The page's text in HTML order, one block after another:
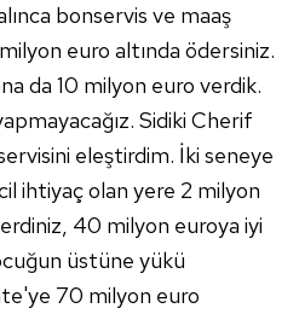
aşağıda yer alan panel
Çerezlere ilişkin detaylı bilgi
Çerez Bilgilendirme
Korunması Kanunu uyarınca
okumak ve sitemizde
kullanılan çerezlerle ilgili bilgi
.
bonservis ve maaş
euro altında ödersiniz.
da 10 milyon euro verdik.
Sidiki Cherif
eleştirdim. İki seneye
ihtiyaç olan yere 2 milyon
40 milyon euroya iyi
üstüne yükü
70 milyon euro